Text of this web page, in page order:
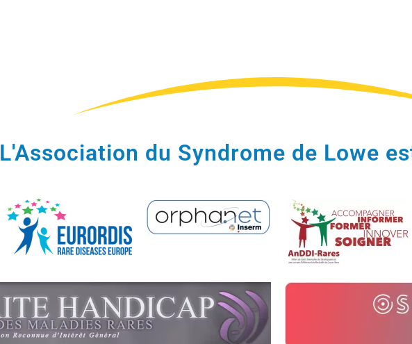
L'Association du Syndrome de Lowe